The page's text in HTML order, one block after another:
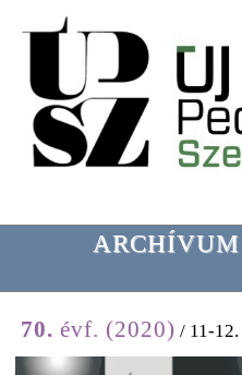
ARCHÍVUM
70. évf. (2020) / 11-12.